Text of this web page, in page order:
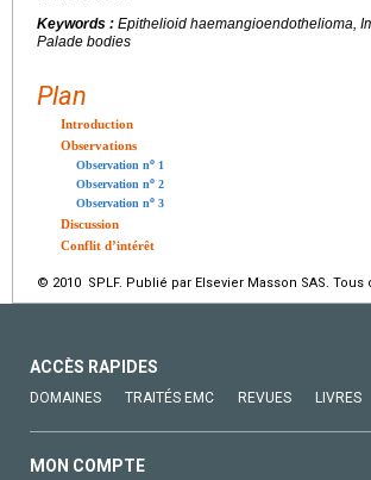
Keywords : Epithelioid haemangioendothelioma,
Palade bodies
Plan
Introduction
Observations
Observation no 1
Observation no 2
Observation no 3
Discussion
Conflit d’intérêt
© 2010 SPLF. Publié par Elsevier Masson SAS. Tous
ACCÈS RAPIDES
DOMAINES TRAITÉS EMC REVUES LIVRES
MON COMPTE